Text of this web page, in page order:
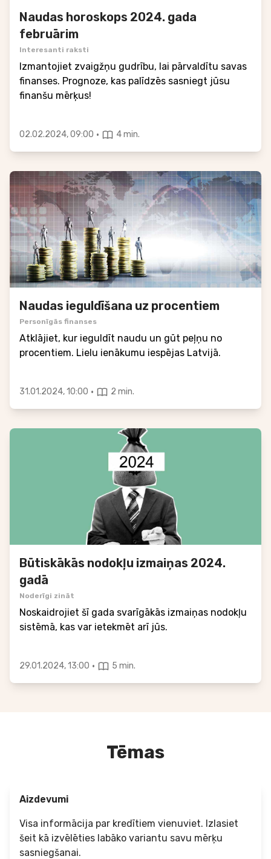
Naudas horoskops 2024. gada
februārim
Interesanti raksti
Izmantojiet zvaigžņu gudrību, lai pārvaldītu savas
finanses. Prognoze, kas palīdzēs sasniegt jūsu
finanšu mērķus!
02.02.2024, 09:00 · 4 min.
Naudas ieguldīšana uz procentiem
Personīgās finanses
Atklājiet, kur ieguldīt naudu un gūt peļņu no
procentiem. Lielu ienākumu iespējas Latvijā.
31.01.2024, 10:00 · 2 min.
Būtiskākās nodokļu izmaiņas 2024.
gadā
Noderīgi zināt
Noskaidrojiet šī gada svarīgākās izmaiņas nodokļu
sistēmā, kas var ietekmēt arī jūs.
29.01.2024, 13:00 · 5 min.
Tēmas
Aizdevumi
Visa informācija par kredītiem vienuviet. Izlasiet
šeit kā izvēlēties labāko variantu savu mērķu
sasniegšanai.